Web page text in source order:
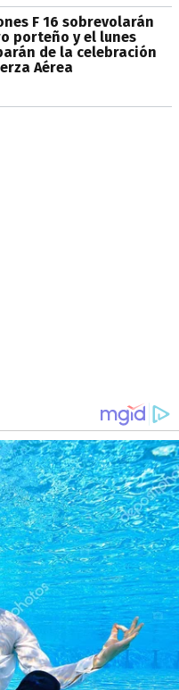
F 16 sobrevolarán
porteño y el lunes
de la celebración
Aérea